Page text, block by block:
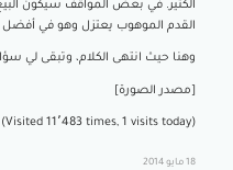
الكثير. في بعض المواقف سيكون
القدم الموهوب يعتزل وهو في أفضل
وهنا حيث انتهى الكلام، وتبقى لي
[مصدر الصورة]
(Visited 11٬483 times, 1 visits today)
18 مايو 2014